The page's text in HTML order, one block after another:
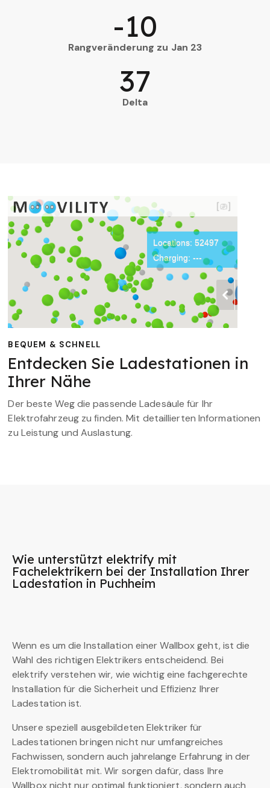
Rangveränderung zu Jan 23
-10
Delta
37
BEQUEM & SCHNELL
Entdecken Sie Ladestationen in
Ihrer Nähe
Der beste Weg die passende Ladesäule für Ihr
Elektrofahrzeug zu finden. Mit detaillierten Informationen
zu Leistung und Auslastung.
Wie unterstützt elektrify mit
Fachelektrikern bei der Installation Ihrer
Ladestation in Puchheim
Wenn es um die Installation einer Wallbox geht, ist die
Wahl des richtigen Elektrikers entscheidend. Bei
elektrify verstehen wir, wie wichtig eine fachgerechte
Installation für die Sicherheit und Effizienz Ihrer
Ladestation ist.
Unsere speziell ausgebildeten Elektriker für
Ladestationen bringen nicht nur umfangreiches
Fachwissen, sondern auch jahrelange Erfahrung in der
Elektromobilität mit. Wir sorgen dafür, dass Ihre
Wallbox nicht nur optimal funktioniert, sondern auch